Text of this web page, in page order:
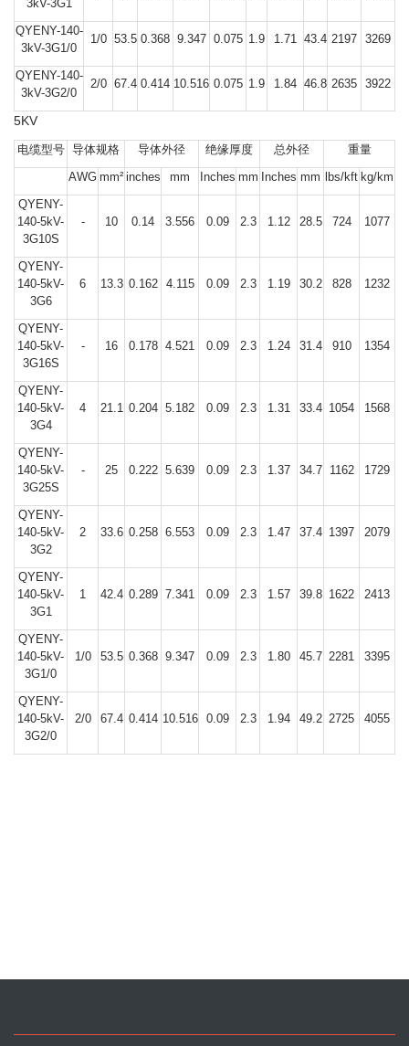
3kV-3G1
QYENY-140-
3kV-3G1/0
1/0 53.5 0.368 9.347 0.075 1.9 1.71 43.4 2197 3269
QYENY-140-
3kV-3G2/0
2/0 67.4 0.414 10.516 0.075 1.9 1.84 46.8 2635 3922
5KV
电缆型号 导体规格 导体外径 绝缘厚度 总外径
重量
AWG mm² inches mm Inches mm Inches mm lbs/kft kg/km
QYENY-
140-5kV-
3G10S
- 10 0.14 3.556 0.09 2.3 1.12 28.5 724 1077
QYENY-
140-5kV-
3G6
6 13.3 0.162 4.115 0.09 2.3 1.19 30.2 828 1232
QYENY-
140-5kV-
3G16S
- 16 0.178 4.521 0.09 2.3 1.24 31.4 910 1354
QYENY-
140-5kV-
3G4
4 21.1 0.204 5.182 0.09 2.3 1.31 33.4 1054 1568
QYENY-
140-5kV-
3G25S
- 25 0.222 5.639 0.09 2.3 1.37 34.7 1162 1729
QYENY-
140-5kV-
3G2
2 33.6 0.258 6.553 0.09 2.3 1.47 37.4 1397 2079
QYENY-
140-5kV-
3G1
1 42.4 0.289 7.341 0.09 2.3 1.57 39.8 1622 2413
QYENY-
140-5kV-
3G1/0
1/0 53.5 0.368 9.347 0.09 2.3 1.80 45.7 2281 3395
QYENY-
140-5kV-
3G2/0
2/0 67.4 0.414 10.516 0.09 2.3 1.94 49.2 2725 4055